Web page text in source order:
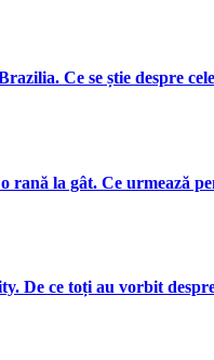
Ce se știe despre
rană la gât. Ce urmează
De ce toți au vorbit